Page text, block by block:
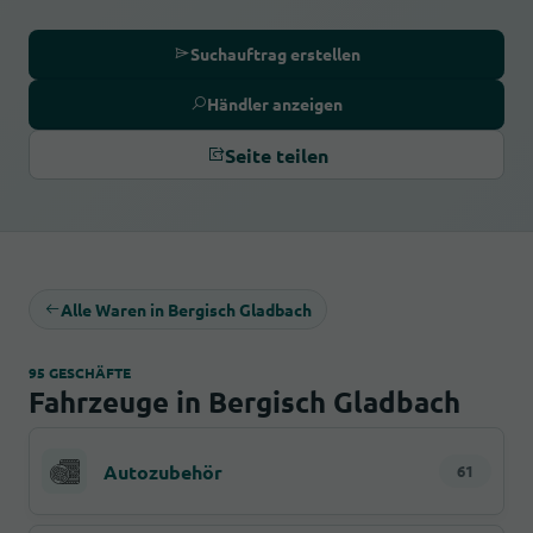
Suchauftrag erstellen
Händler anzeigen
Seite teilen
Alle Waren in Bergisch Gladbach
95 GESCHÄFTE
Fahrzeuge in Bergisch Gladbach
Autozubehör 61